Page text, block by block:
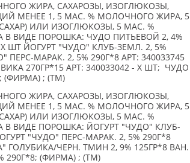
ЖИРА, САХАРОЗЫ, ИЗОГЛЮКОЗЫ,
МЕНЕЕ 1, 5 МАС. % МОЛОЧНОГО ЖИРА, 5
ИЛИ ИЗОГЛЮКОЗЫ, 5 МАС. %
ВИДЕ ПОРОШКА: ЧУДО ПИТЬЕВОЙ 2, 4%
ШТ ЙОГУРТ "ЧУДО" КЛУБ-ЗЕМЛ. 2, 5%
ПЕРС-МАРАК. 2, 5% 290Г*8 АРТ: 340033745
270ГР*15 АРТ: 340033042 - X ШТ; ЧУДО
; (TM)
ЖИРА, САХАРОЗЫ, ИЗОГЛЮКОЗЫ,
МЕНЕЕ 1, 5 МАС. % МОЛОЧНОГО ЖИРА, 5
ИЛИ ИЗОГЛЮКОЗЫ, 5 МАС. %
ВИДЕ ПОРОШКА: ЙОГУРТ "ЧУДО" КЛУБ-
"ЧУДО" ПЕРС-МАРАК. 2, 5% 290Г*8
ГОЛУБИКА/ЧЕРН. ТМИН 2, 9% 125ГР*8 ВАН.
290Г*8; (ФИРМА) ; (TM)